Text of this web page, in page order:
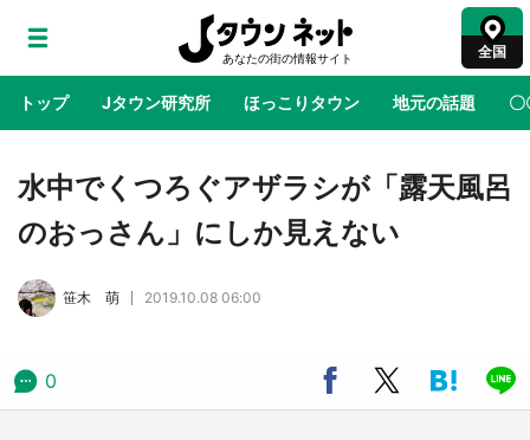
全国
トップ Jタウン研究所 ほっこりタウン 地元の話題 〇
地域×二次元 絶景 あの時はありがとう 物語がはじ
公式プロモ動画で「聖地」が生産されてます
『薬屋のひとりごと』の〝舞〟の世界に入り込
む 六本木ヒルズ展望台でコラボ、本邦初公開
水中でくつろぐアザラシが「露天風呂
のおっさん」にしか見えない
笹木 萌 2019.10.08 06:00
0